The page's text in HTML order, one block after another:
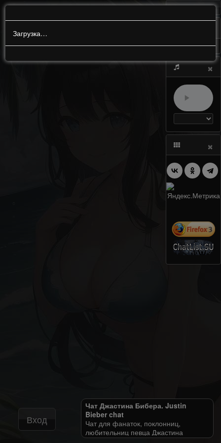
Загрузка…
МЕНЮ
×
×
Вход
Чат Джастина Бибера. Justin
Bieber chat
Чат для фанаток, поклонниц,
любительниц певца Джастина
Бибера.